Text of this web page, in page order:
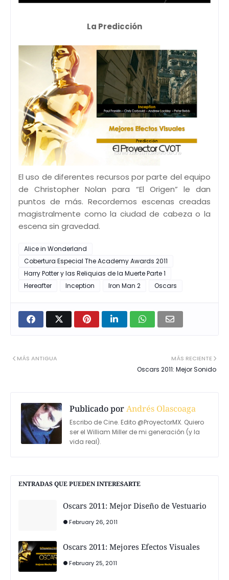
La Predicción
El uso de diferentes recursos por parte del equipo
de Christopher Nolan para “El Origen” le dan
puntos de más. Recordemos escenas creadas
magistralmente como la ciudad de cabeza o la
escena sin gravedad.
Alice in Wonderland
Cobertura Especial The Academy Awards 2011
Harry Potter y las Reliquias de la Muerte Parte 1
Hereafter
Inception Iron Man 2 Oscars
MÁS RECIENTE
Oscars 2011: Mejor Sonido
MÁS ANTIGUA
Publicado porAndrés Olascoaga
Escribo de Cine. Edito @ProyectorMX. Quiero
ser el William Miller de mi generación (y la
vida real).
ENTRADAS QUE PUEDEN INTERESARTE
Oscars 2011: Mejor Diseño de Vestuario
February 26, 2011
Oscars 2011: Mejores Efectos Visuales
February 25, 2011